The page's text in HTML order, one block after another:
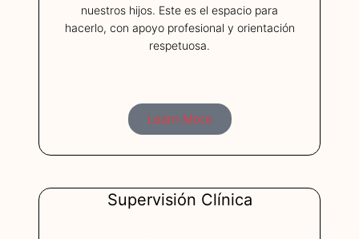
nuestros hijos. Este es el espacio para
hacerlo, con apoyo profesional y orientación
respetuosa.
Learn More
Supervisión Clínica